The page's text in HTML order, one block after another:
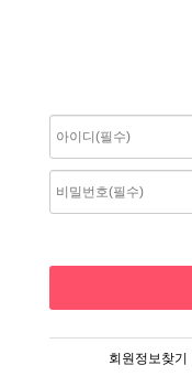
회원정보찾기